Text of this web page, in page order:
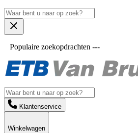
Populaire zoekopdrachten ---
Klantenservice
Winkelwagen